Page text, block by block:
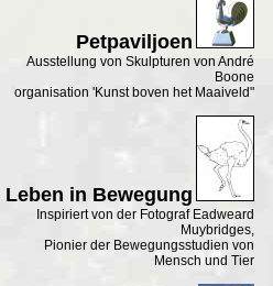
Petpaviljoen
Ausstellung von Skulpturen von André
Boone
organisation 'Kunst boven het Maaiveld"
Leben in Bewegung
Inspiriert von der Fotograf Eadweard
Muybridges,
Pionier der Bewegungsstudien von
Mensch und Tier